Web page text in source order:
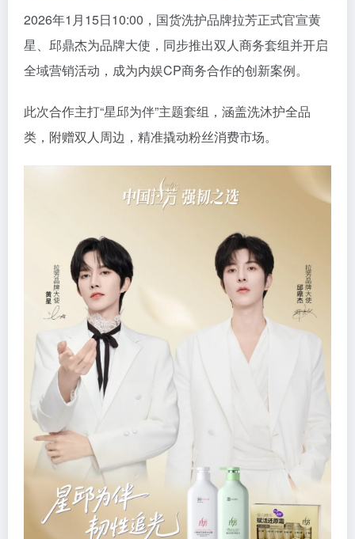
2026年1月15日10:00，国货洗护品牌拉芳正式官宣黄
星、邱鼎杰为品牌大使，同步推出双人商务套组并开启
全域营销活动，成为内娱CP商务合作的创新案例。
此次合作主打“星邱为伴”主题套组，涵盖洗沐护全品
类，附赠双人周边，精准撬动粉丝消费市场。